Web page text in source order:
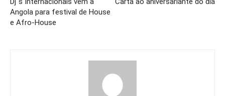
Angola para festival de House
e Afro-House